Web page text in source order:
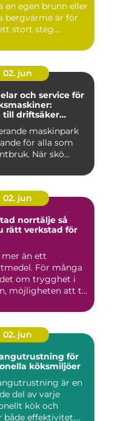
en egen brunn eller
bergvärme är för
stort steg....
02. jun
och service för
till driftsäker
maskinpark
för alla som
När skö...
02. jun
norrtälje så
rätt verkstad för
mer än ett
För många
om trygghet i
möjligheten att t...
02. jun
för
köksmiljöer
är en
del av varje
kök och
både effektivitet,...